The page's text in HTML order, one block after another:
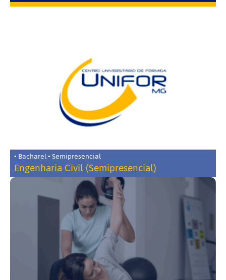
• Bacharel • Semipresencial
Engenharia Civil (Semipresencial)